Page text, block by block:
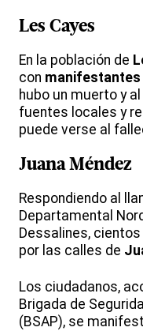
Les Cayes
En la población de
con manifestantes
hubo un muerto y
fuentes locales y
puede verse al
Juana Méndez
Respondiendo al
Departamental
Dessalines,
por las calles de
Los ciudadanos,
Brigada de
(BSAP), se